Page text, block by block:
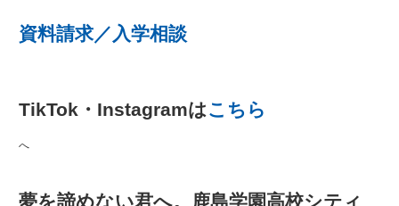
資料請求／入学相談
TikTok・Instagramはこちら
へ
夢を諦めない君へ。鹿島学園高校シティ